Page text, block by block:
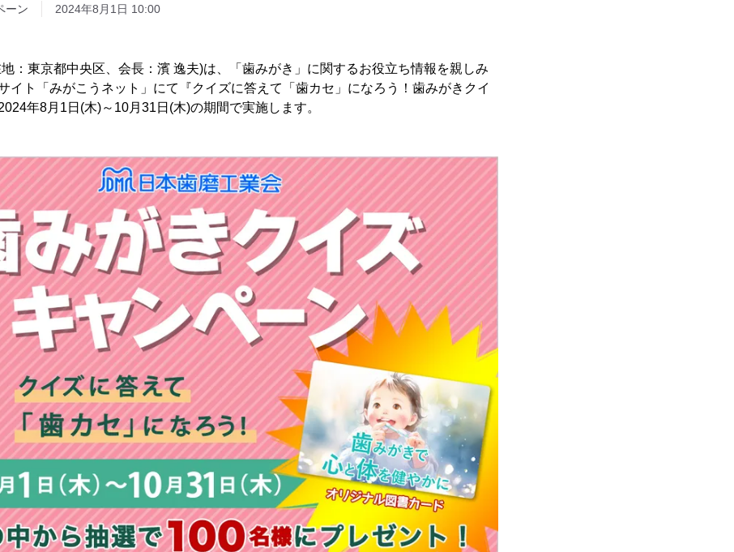
ーン 2024年8月1日 10:00
：東京都中央区、会長：濱 逸夫)は、「歯みがき」に関するお役立ち情報を親しみ
イト「みがこうネット」にて『クイズに答えて「歯カセ」になろう！歯みがきクイ
年8月1日(木)～10月31日(木)の期間で実施します。